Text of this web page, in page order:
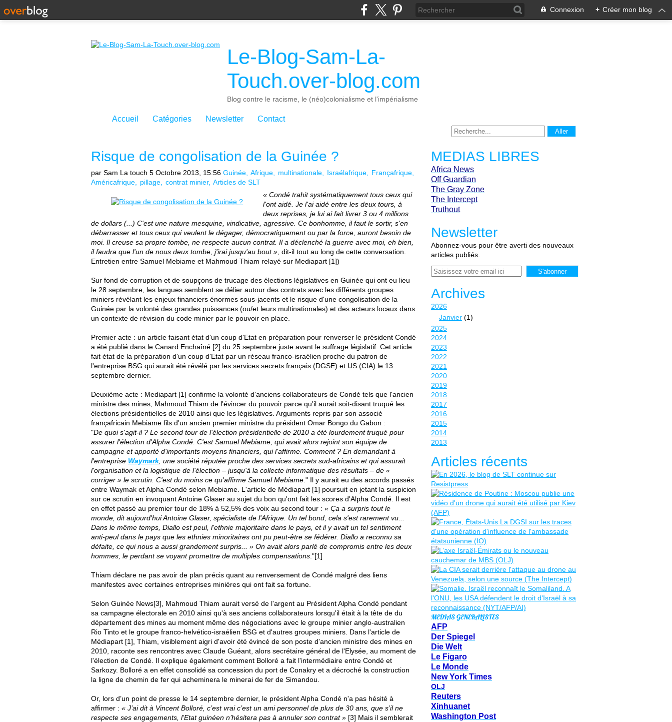
Connexion + Créer mon blog
Le-Blog-Sam-La-
Touch.over-blog.com
Blog contre le racisme, le (néo)colonialisme et l'impérialisme
Accueil Catégories Newsletter Contact
Risque de congolisation de la Guinée ?
par Sam La touch 5 Octobre 2013, 15:56 Guinée Afrique multinationale Israélafrique
Françafrique
Américafrique
pillage contrat minier Articles de SLT
« Condé trahit systématiquement tous ceux qui
l'ont aidé. Je l'ai aidé entre les deux tours, à
deux reprises, je lui ai fait livrer 3 ou 4 millions
de dollars (...) C'est une nature mesquine, vindicative, agressive. Ce bonhomme, il faut le sortir, s'en
débarrasser et tous ceux qui veulent le dégager, démocratiquement ou par la force, auront besoin de
moi. Il creuse sa propre tombe, ne respecte aucun contrat. Il a déclenché la guerre avec moi, eh bien,
il faudra que l'un de nous deux tombe, j'irai jusqu'au bout » , dit-il tout au long de cette conversation.
Entretien entre Samuel Mebiame et Mahmoud Thiam relayé sur Mediapart [1])
Sur fond de corruption et de soupçons de trucage des élections législatives en Guinée qui ont eu lieu
le 28 septembre, les langues semblent se délier autour des contrats avec les différents groupes
miniers révélant les enjeux financiers énormes sous-jacents et le risque d'une congolisation de la
Guinée par la volonté des grandes puissances (ou/et leurs multinationales) et des acteurs locaux dans
un contexte de révision du code minier par le pouvoir en place.
Premier acte : un article faisant état d'un coup d'Etat en préparation pour renverser le président Condé
a été publié dans le Canard Enchaîné [2] du 25 septembre juste avant le suffrage législatif. Cet article
fait état de la préparation d'un coup d'Etat par un réseau franco-israélien proche du patron de
l'entreprise BSG qui aurait été révélé par les services secrets français (DGSE) et US (CIA) le 13
septembre dernier.
Deuxième acte : Mediapart [1] confirme la volonté d'anciens collaborateurs de Condé tels que l'ancien
ministre des mines, Mahmoud Thiam de l'évincer du pouvoir parce qu'il aurait soit-disant truqué les
élections présidentielles de 2010 ainsi que les législatives. Arguments repris par son associé
françafricain Mebiame fils d'un ancien premier ministre du président Omar Bongo du Gabon :
"De quoi s'agit-il ? Le second tour de l'élection présidentielle de 2010 a été lourdement truqué pour
assurer l'élection d'Alpha Condé. C'est Samuel Mebiame, qui avait alors rejoint son équipe de
campagne et apporté d'importants moyens financiers, qui l'affirme. Comment ? En demandant à
l'entreprise Waymark , une société réputée proche des services secrets sud-africains et qui assurait
l'organisation et la logistique de l'élection – jusqu'à la collecte informatique des résultats – de «
corriger » le scrutin. C'est du moins ce qu'affirme Samuel Mebiame ." Il y aurait eu des accords passés
entre Waymak et Alpha Condé selon Mebiame. L'article de Médiapart [1] poursuit en jetant la suspicion
sur ce scrutin en invoquant Antoine Glaser au sujet du bon qu'ont fait les scores d'Alpha Condé. Il est
en effet passé au premier tour de 18% à 52,5% des voix au second tour : « Ça a surpris tout le
monde, dit aujourd'hui Antoine Glaser, spécialiste de l'Afrique. Un tel bond, cela s'est rarement vu...
Dans le même temps, Diallo est peul, l'ethnie majoritaire dans le pays, et il y avait un tel sentiment
anti-peul dans le pays que les ethnies minoritaires ont pu peut-être se fédérer. Diallo a reconnu sa
défaite, ce qui nous a aussi grandement surpris... » On avait alors parlé de compromis entre les deux
hommes, le perdant se voyant promettre de multiples compensations ."[1]
Thiam déclare ne pas avoir de plan précis quant au renversement de Condé malgré des liens
manifestes avec certaines entreprises minières qui ont fait sa fortune.
Selon Guinée News[3], Mahmoud Thiam aurait versé de l'argent au Président Alpha Condé pendant
sa campagne électorale en 2010 ainsi qu'à ses anciens collaborateurs lorsqu'il était à la tête de du
département des mines au moment même des négociations avec le groupe minier anglo-australien
Rio Tinto et le groupe franco-helvético-israélien BSG et d'autres groupes miniers. Dans l'article de
Médiapart [1], Thiam, visiblement aigri d'avoir été évincé de son poste d'ancien ministre des mines en
2010, raconte ses rencontres avec Claude Guéant, alors secrétaire général de l'Elysée, au moment de
l'élection de Condé. Il explique également comment Bolloré a fait l'intermédiaire entre Condé et
Sarkozy. Bolloré a en effet consolidé sa concession du port de Conakry et a décroché la construction
la ligne de chemin de fer qui acheminera le minerai de fer de Simandou.
Or, lors d’un point de presse le 14 septembre dernier, le président Alpha Condé n'a pas hésité à
affirmer : « J’ai dit à Vincent Bolloré, c’est vrai c’est un ami personnel de plus de 30 ans, que s’il ne
respecte ses engagements, l’Etat guinéen n’hésitera pas à annuler son contrat » [3] Mais il semblerait
MEDIAS LIBRES
Africa News
Off Guardian
The Gray Zone
The Intercept
Truthout
Newsletter
Abonnez-vous pour être averti des nouveaux
articles publiés.
Email
Archives
2026
Janvier (1)
2025
2024
2023
2022
2021
2020
2019
2018
2017
2016
2015
2014
2013
Articles récents
MEDIAS GENERALISTES
AFP
Der Spiegel
Die Welt
Le Figaro
Le Monde
New York Times
OLJ
Reuters
Xinhuanet
Washington Post